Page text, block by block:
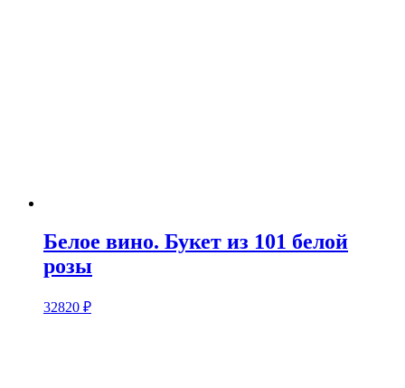
Белое вино. Букет из 101 белой
розы
32820 ₽